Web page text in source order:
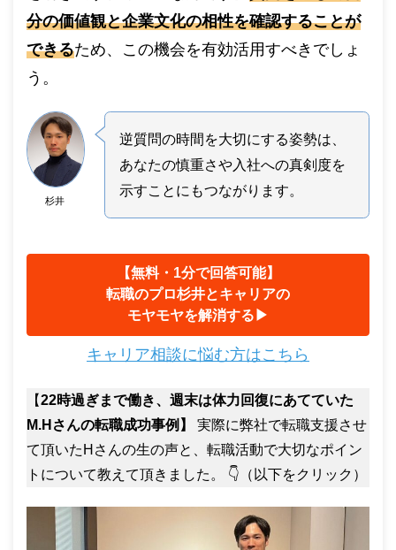
分の価値観と企業文化の相性を確認することが
できるため、この機会を有効活用すべきでしょ
う。
杉井
逆質問の時間を大切にする姿勢は、
あなたの慎重さや入社への真剣度を
示すことにもつながります。
【無料・1分で回答可能】
転職のプロ杉井とキャリアの
モヤモヤを解消する▶︎
キャリア相談に悩む方はこちら
【22時過ぎまで働き、週末は体力回復にあてていた
M.Hさんの転職成功事例】
実際に弊社で転職支援させ
て頂いたHさんの生の声と、転職活動で大切なポイン
トについて教えて頂きました。 👇（以下をクリック）